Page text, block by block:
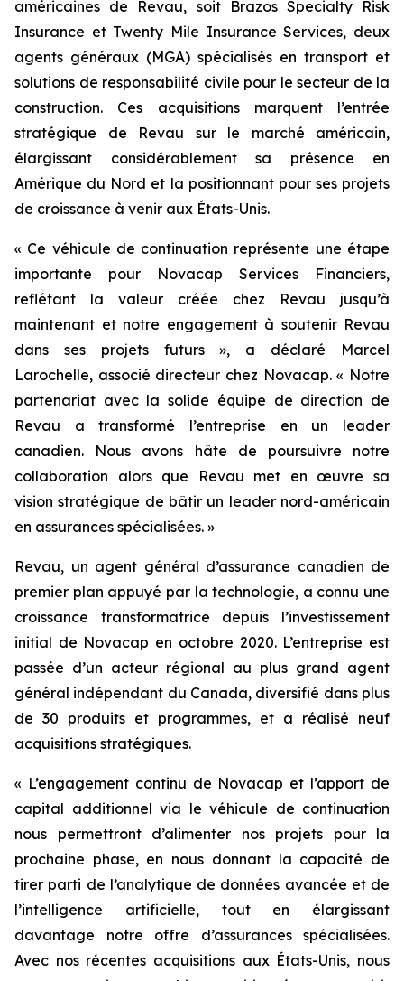
américaines de Revau, soit Brazos Specialty Risk
Insurance et Twenty Mile Insurance Services, deux
agents généraux (MGA) spécialisés en transport et
solutions de responsabilité civile pour le secteur de la
construction. Ces acquisitions marquent l’entrée
stratégique de Revau sur le marché américain,
élargissant considérablement sa présence en
Amérique du Nord et la positionnant pour ses projets
de croissance à venir aux États-Unis.
« Ce véhicule de continuation représente une étape
importante pour Novacap Services Financiers,
reflétant la valeur créée chez Revau jusqu’à
maintenant et notre engagement à soutenir Revau
dans ses projets futurs », a déclaré Marcel
Larochelle, associé directeur chez Novacap. « Notre
partenariat avec la solide équipe de direction de
Revau a transformé l’entreprise en un leader
canadien. Nous avons hâte de poursuivre notre
collaboration alors que Revau met en œuvre sa
vision stratégique de bâtir un leader nord-américain
en assurances spécialisées. »
Revau, un agent général d’assurance canadien de
premier plan appuyé par la technologie, a connu une
croissance transformatrice depuis l’investissement
initial de Novacap en octobre 2020. L’entreprise est
passée d’un acteur régional au plus grand agent
général indépendant du Canada, diversifié dans plus
de 30 produits et programmes, et a réalisé neuf
acquisitions stratégiques.
« L’engagement continu de Novacap et l’apport de
capital additionnel via le véhicule de continuation
nous permettront d’alimenter nos projets pour la
prochaine phase, en nous donnant la capacité de
tirer parti de l’analytique de données avancée et de
l’intelligence artificielle, tout en élargissant
davantage notre offre d’assurances spécialisées.
Avec nos récentes acquisitions aux États-Unis, nous